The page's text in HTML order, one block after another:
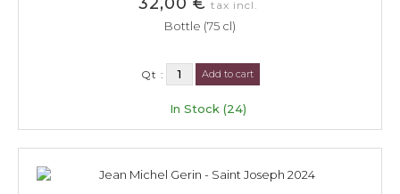
tax incl.
Bottle (75 cl)
Qt : Add to cart
In Stock (24)